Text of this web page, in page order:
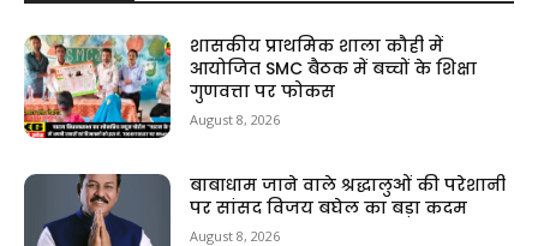
शासकीय प्राथमिक शाला कौही में
आयोजित SMC बैठक में बच्चों के शिक्षा
गुणवत्ता पर फोकस
August 8, 2026
बाबाधाम जाने वाले श्रद्धालुओं की परेशानी
पर सांसद विजय बघेल का बड़ा कदम
August 8, 2026